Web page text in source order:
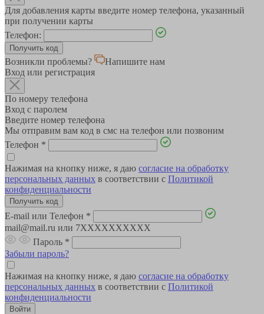
Для добавления карты введите номер телефона, указанный
при получении карты
Телефон:
Возникли проблемы?
Напишите нам
Вход или регистрация
По номеру телефона
Вход с паролем
Введите номер телефона
Мы отправим вам код в смс на телефон или позвоним
Телефон *
Нажимая на кнопку ниже, я даю согласие на обработку
персональных данных в соответствии с Политикой
конфиденциальности
E-mail или Телефон *
mail@mail.ru или 7XXXXXXXXXX
Пароль *
Забыли пароль?
Нажимая на кнопку ниже, я даю согласие на обработку
персональных данных в соответствии с Политикой
конфиденциальности